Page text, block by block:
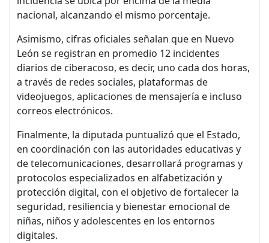
nacional, alcanzando el mismo porcentaje.
Asimismo, cifras oficiales señalan que en Nuevo
León se registran en promedio 12 incidentes
diarios de ciberacoso, es decir, uno cada dos horas,
a través de redes sociales, plataformas de
videojuegos, aplicaciones de mensajería e incluso
correos electrónicos.
Finalmente, la diputada puntualizó que el Estado,
en coordinación con las autoridades educativas y
de telecomunicaciones, desarrollará programas y
protocolos especializados en alfabetización y
protección digital, con el objetivo de fortalecer la
seguridad, resiliencia y bienestar emocional de
niñas, niños y adolescentes en los entornos
digitales.